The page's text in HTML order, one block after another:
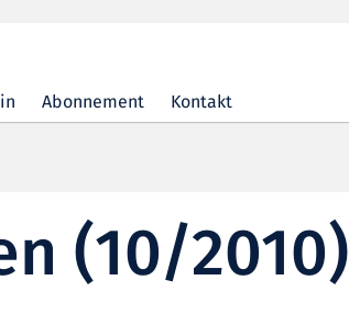
Abonnement Kontakt
(10/2010)